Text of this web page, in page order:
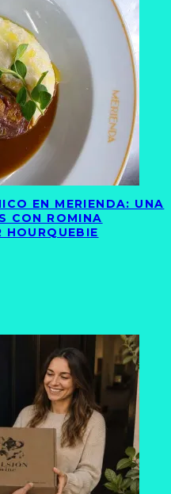
EN MERIENDA: UNA
CON ROMINA
HOURQUEBIE